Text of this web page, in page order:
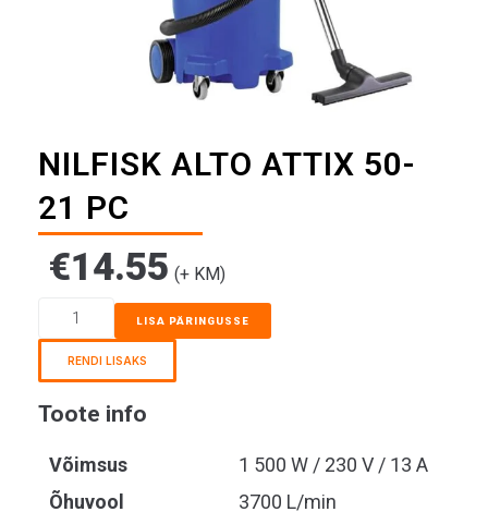
NILFISK ALTO ATTIX 50-
21 PC
€14.55 (+ KM)
LISA PÄRINGUSSE
RENDI LISAKS
Toote info
Võimsus
1 500 W / 230 V / 13 A
Õhuvool
3700 L/min